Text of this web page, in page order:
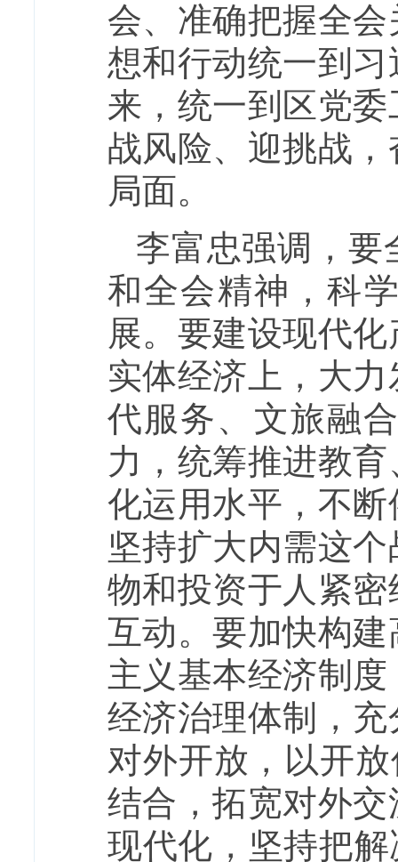
会、准确把握全
想和行动统一到
来，统一到区党
战风险、迎挑战
局面。
李富忠强调，要
和全会精神，科
展。要建设现代
实体经济上，大
代服务、文旅融
力，统筹推进教
化运用水平，不
坚持扩大内需这
物和投资于人紧
互动。要加快构
主义基本经济制
经济治理体制，
对外开放，以开
结合，拓宽对外
现代化，坚持把